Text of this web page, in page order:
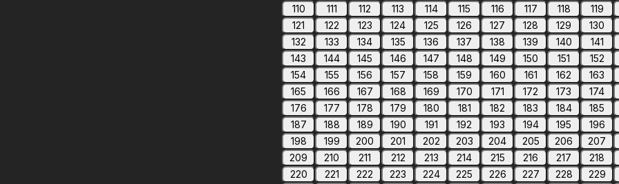
110
111 112 113 114 115 116 117 118
119
121
122 123 124 125 126 127 128 129
130
132
133 134 135 136 137 138 139 140
141
143
144 145 146 147 148 149 150 151
152
154
155 156 157 158 159 160 161 162
163
165
166 167 168 169 170 171 172 173
174
176
177 178 179 180 181 182 183 184
185
187
188 189 190 191 192 193 194 195
196
198
199 200 201 202 203 204 205 206
207
209
210 211 212 213 214 215 216 217
218
220
221 222 223 224 225 226 227 228
229